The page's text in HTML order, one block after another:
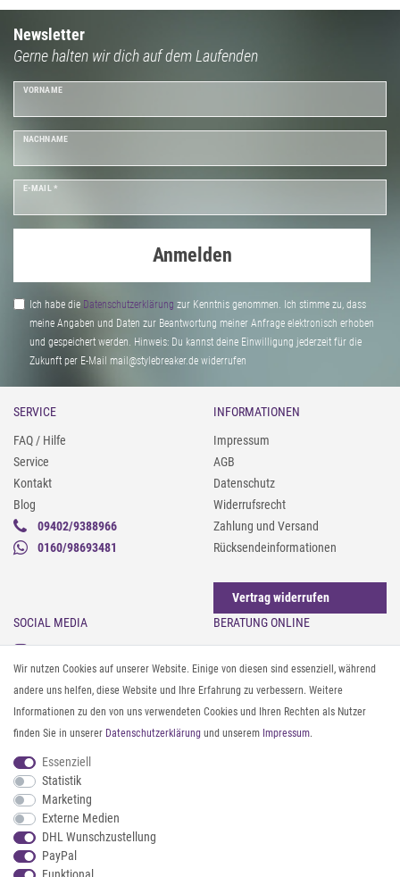
Newsletter
Gerne halten wir dich auf dem Laufenden
VORNAME
NACHNAME
E-MAIL *
Anmelden
Ich habe die Daten­schutz­erklärung zur Kenntnis genommen. Ich stimme zu, dass
meine Angaben und Daten zur Beantwortung meiner Anfrage elektronisch erhoben
und gespeichert werden. Hinweis: Du kannst deine Einwilligung jederzeit für die
Zukunft per E-Mail mail@stylebreaker.de widerrufen
SERVICE
FAQ / Hilfe
Service
Kontakt
Blog
09402/9388966
0160/98693481
INFORMATIONEN
Impressum
AGB
Datenschutz
Widerrufsrecht
Zahlung und Versand
Rücksendeinformationen
Vertrag widerrufen
SOCIAL MEDIA
Instagram
Facebook
Pinterest
Twitter
Youtube
Threads
BERATUNG ONLINE
Gürtel messen & kürzen
Sonnenbrillen & UV-Schutz
Textilpflege
Textil- und Material-Guide
Geldbörse richtig organisieren
ZAHLUNG & VERSAND
Wir nutzen Cookies auf unserer Website. Einige von diesen sind essenziell, während
andere uns helfen, diese Website und Ihre Erfahrung zu verbessern. Weitere
Informationen zu den von uns verwendeten Cookies und Ihren Rechten als Nutzer
finden Sie in unserer Daten­schutz­erklärung und unserem Impressum.
Essenziell
Statistik
Marketing
Externe Medien
DHL Wunschzustellung
PayPal